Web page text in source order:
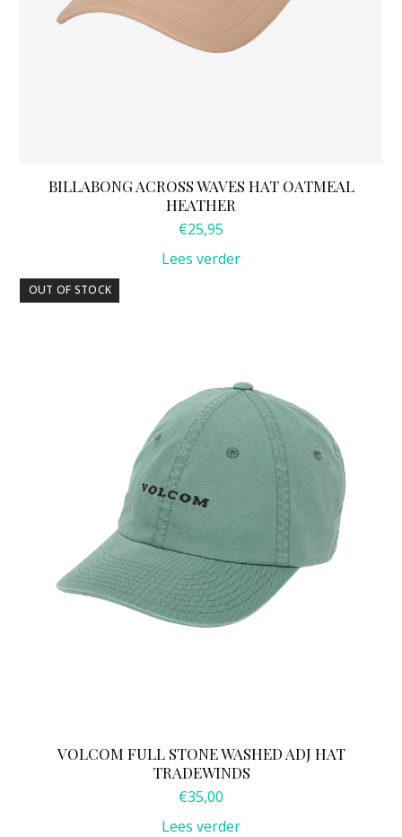
BILLABONG ACROSS WAVES HAT OATMEAL
HEATHER
€25,95
Lees verder
OUT OF STOCK
VOLCOM FULL STONE WASHED ADJ HAT
TRADEWINDS
€35,00
Lees verder